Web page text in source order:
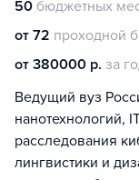
50 бюджетных
от 72 проходной
от 380000 р. за
Ведущий вуз
нанотехнологий,
расследования
лингвистики и